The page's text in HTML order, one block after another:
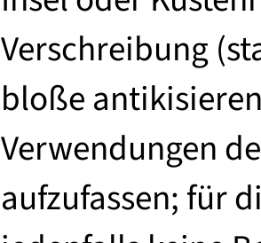
Verschreibung
bloße
Verwendungen
aufzufassen; für